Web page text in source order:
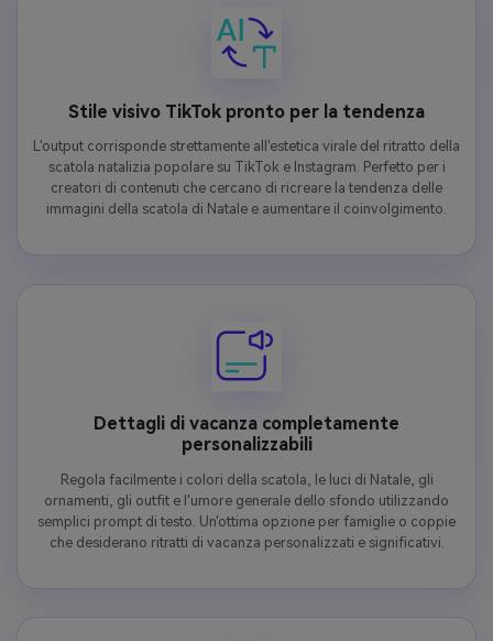
Stile visivo TikTok pronto per la tendenza
L'output corrisponde strettamente all'estetica virale del ritratto della
scatola natalizia popolare su TikTok e Instagram. Perfetto per i
creatori di contenuti che cercano di ricreare la tendenza delle
immagini della scatola di Natale e aumentare il coinvolgimento.
Dettagli di vacanza completamente
personalizzabili
Regola facilmente i colori della scatola, le luci di Natale, gli
ornamenti, gli outfit e l'umore generale dello sfondo utilizzando
semplici prompt di testo. Un'ottima opzione per famiglie o coppie
che desiderano ritratti di vacanza personalizzati e significativi.